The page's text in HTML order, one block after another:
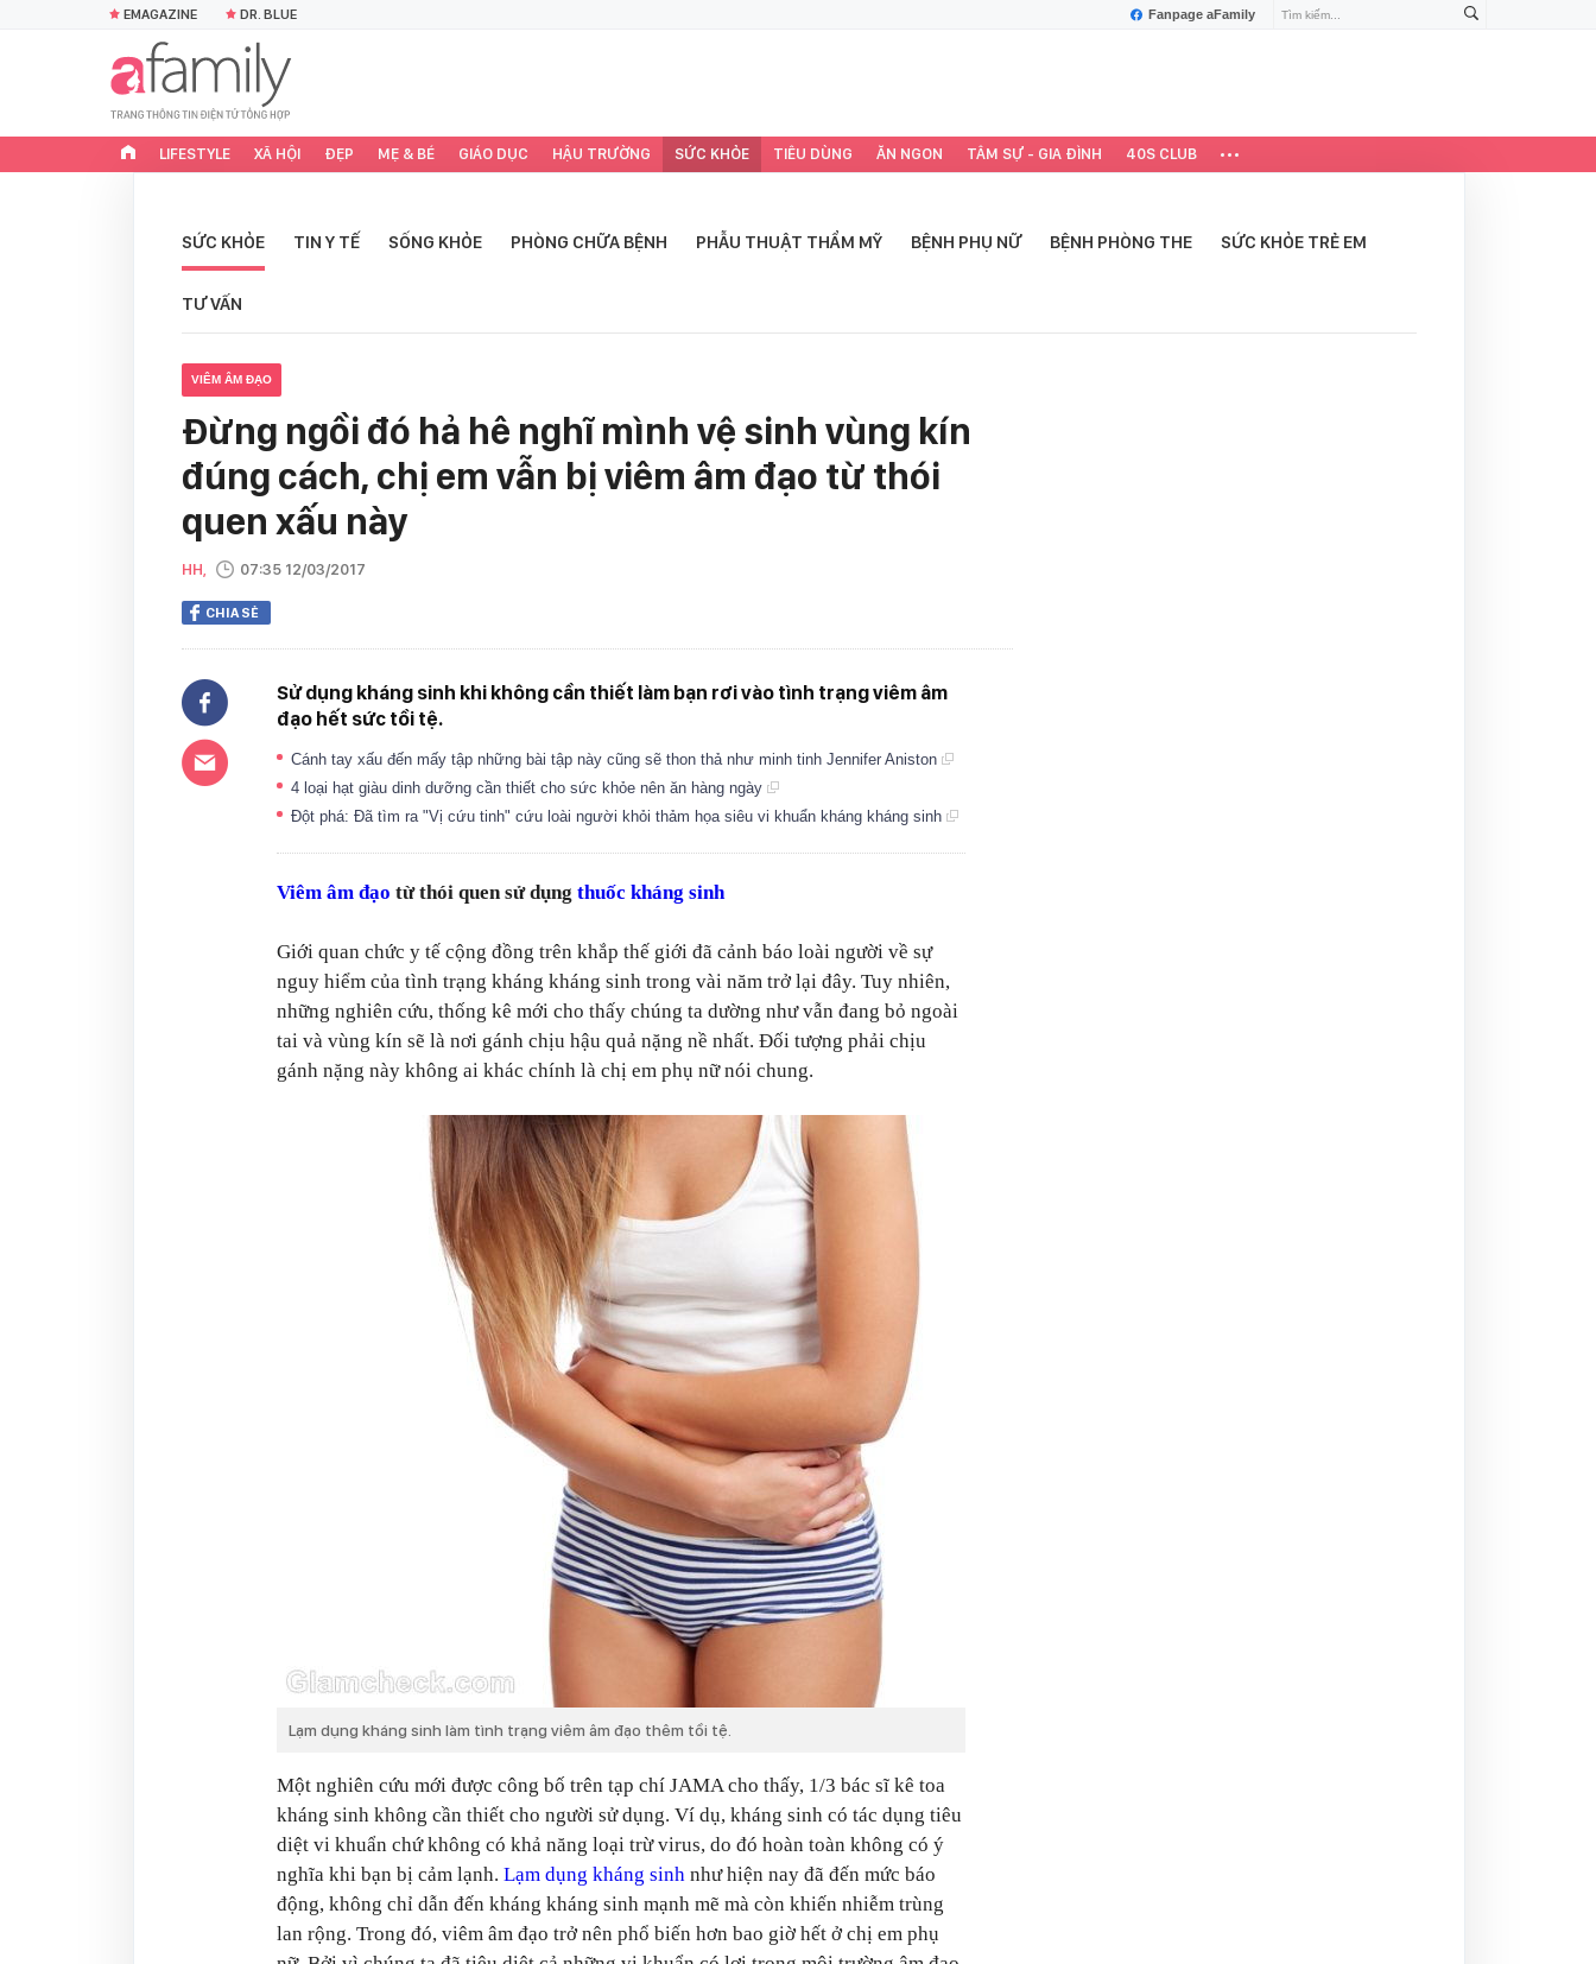
Fanpage aFamily
EMAGAZINE DR. BLUE
LIFESTYLE XÃ HỘI ĐẸP MẸ & BÉ GIÁO DỤC HẬU TRƯỜNG SỨC KHỎE TIÊU DÙNG ĂN NGON TÂM SỰ - GIA ĐÌNH 40S CLUB
SỨC KHỎE TIN Y TẾ SỐNG KHỎE PHÒNG CHỮA BỆNH PHẪU THUẬT THẨM MỸ BỆNH PHỤ NỮ BỆNH PHÒNG THE SỨC KHỎE TRẺ EM
TƯ VẤN
VIÊM ÂM ĐẠO
Đừng ngồi đó hả hê nghĩ mình vệ sinh vùng kín
đúng cách, chị em vẫn bị viêm âm đạo từ thói
quen xấu này
HH, 07:35 12/03/2017
CHIA SẺ
Sử dụng kháng sinh khi không cần thiết làm bạn rơi vào tình trạng viêm âm
đạo hết sức tồi tệ.
Cánh tay xấu đến mấy tập những bài tập này cũng sẽ thon thả như minh tinh Jennifer Aniston
4 loại hạt giàu dinh dưỡng cần thiết cho sức khỏe nên ăn hàng ngày
Đột phá: Đã tìm ra "Vị cứu tinh" cứu loài người khỏi thảm họa siêu vi khuẩn kháng kháng sinh
Viêm âm đạo từ thói quen sử dụng thuốc kháng sinh
Giới quan chức y tế cộng đồng trên khắp thế giới đã cảnh báo loài người về sự
nguy hiểm của tình trạng kháng kháng sinh trong vài năm trở lại đây. Tuy nhiên,
những nghiên cứu, thống kê mới cho thấy chúng ta dường như vẫn đang bỏ ngoài
tai và vùng kín sẽ là nơi gánh chịu hậu quả nặng nề nhất. Đối tượng phải chịu
gánh nặng này không ai khác chính là chị em phụ nữ nói chung.
Lạm dụng kháng sinh làm tình trạng viêm âm đạo thêm tồi tệ.
Một nghiên cứu mới được công bố trên tạp chí JAMA cho thấy, 1/3 bác sĩ kê toa
kháng sinh không cần thiết cho người sử dụng. Ví dụ, kháng sinh có tác dụng tiêu
diệt vi khuẩn chứ không có khả năng loại trừ virus, do đó hoàn toàn không có ý
nghĩa khi bạn bị cảm lạnh. Lạm dụng kháng sinh như hiện nay đã đến mức báo
động, không chỉ dẫn đến kháng kháng sinh mạnh mẽ mà còn khiến nhiễm trùng
lan rộng. Trong đó, viêm âm đạo trở nên phổ biến hơn bao giờ hết ở chị em phụ